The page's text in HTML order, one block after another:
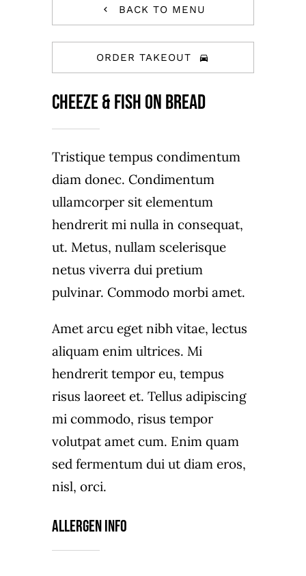
BACK TO MENU
ORDER TAKEOUT
Cheeze & Fish on bread
Tristique tempus condimentum
diam donec. Condimentum
ullamcorper sit elementum
hendrerit mi nulla in consequat,
ut. Metus, nullam scelerisque
netus viverra dui pretium
pulvinar. Commodo morbi amet.
Amet arcu eget nibh vitae, lectus
aliquam enim ultrices. Mi
hendrerit tempor eu, tempus
risus laoreet et. Tellus adipiscing
mi commodo, risus tempor
volutpat amet cum. Enim quam
sed fermentum dui ut diam eros,
nisl, orci.
Allergen Info